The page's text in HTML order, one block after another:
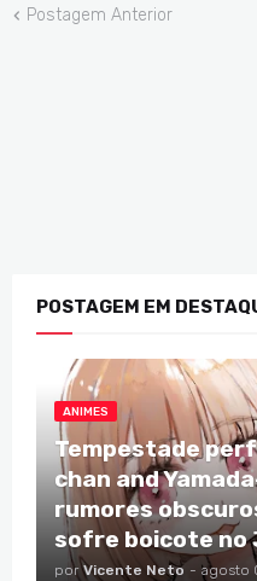
Postagem Anterior
POSTAGEM EM
ANIMES
Tempestade
chan and
rumores
sofre boicote no
por Vicente Neto - agosto